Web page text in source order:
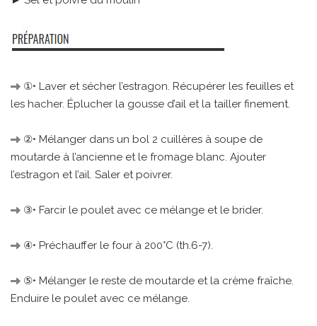
①• Laver et sécher l’estragon. Récupérer les feuilles et
les hacher. Éplucher la gousse d’ail et la tailler finement.
②• Mélanger dans un bol 2 cuillères à soupe de
moutarde à l’ancienne et le fromage blanc. Ajouter
l’estragon et l’ail. Saler et poivrer.
③• Farcir le poulet avec ce mélange et le brider.
④• Préchauffer le four à 200°C (th.6-7).
⑤• Mélanger le reste de moutarde et la crème fraîche.
Enduire le poulet avec ce mélange.